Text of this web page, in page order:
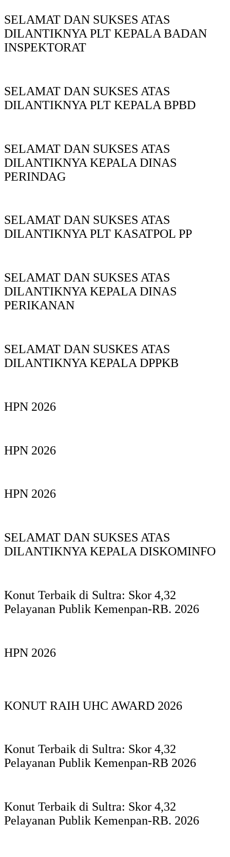
SELAMAT DAN SUKSES ATAS
DILANTIKNYA PLT KEPALA BADAN
INSPEKTORAT
SELAMAT DAN SUKSES ATAS
DILANTIKNYA PLT KEPALA BPBD
SELAMAT DAN SUKSES ATAS
DILANTIKNYA KEPALA DINAS
PERINDAG
SELAMAT DAN SUKSES ATAS
DILANTIKNYA PLT KASATPOL PP
SELAMAT DAN SUKSES ATAS
DILANTIKNYA KEPALA DINAS
PERIKANAN
SELAMAT DAN SUSKES ATAS
DILANTIKNYA KEPALA DPPKB
HPN 2026
HPN 2026
HPN 2026
SELAMAT DAN SUKSES ATAS
DILANTIKNYA KEPALA DISKOMINFO
Konut Terbaik di Sultra: Skor 4,32
Pelayanan Publik Kemenpan-RB. 2026
HPN 2026
KONUT RAIH UHC AWARD 2026
Konut Terbaik di Sultra: Skor 4,32
Pelayanan Publik Kemenpan-RB 2026
Konut Terbaik di Sultra: Skor 4,32
Pelayanan Publik Kemenpan-RB. 2026